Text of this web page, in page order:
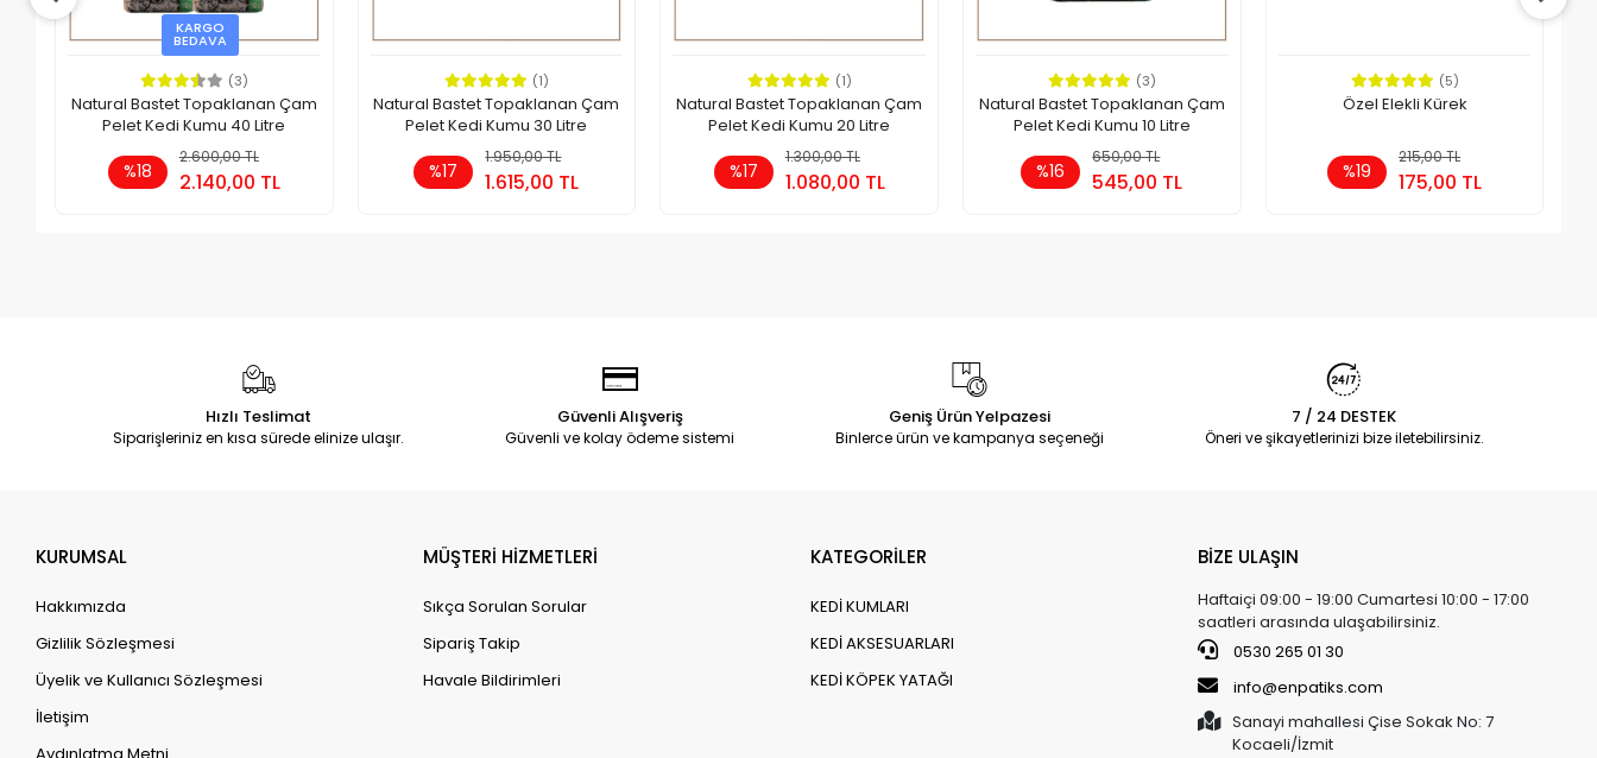
KARGO
BEDAVA
(3)
Natural Bastet Topaklanan Çam
Pelet Kedi Kumu 40 Litre
%18
2.600,00 TL
2.140,00 TL
Sepete Ekle
(1)
Natural Bastet Topaklanan Çam
Pelet Kedi Kumu 30 Litre
%17
1.950,00 TL
1.615,00 TL
Sepete Ekle
(1)
Natural Bastet Topaklanan Çam
Pelet Kedi Kumu 20 Litre
%17
1.300,00 TL
1.080,00 TL
Sepete Ekle
(3)
Natural Bastet Topaklanan Çam
Pelet Kedi Kumu 10 Litre
%16
650,00 TL
545,00 TL
Sepete Ekle
(5)
Özel Elekli Kürek
%19
215,00 TL
175,00 TL
Sepete Ekle
Hızlı Teslimat
Siparişleriniz en kısa sürede elinize ulaşır.
Güvenli Alışveriş
Güvenli ve kolay ödeme sistemi
Geniş Ürün Yelpazesi
Binlerce ürün ve kampanya seçeneği
7 / 24 DESTEK
Öneri ve şikayetlerinizi bize iletebilirsiniz.
KURUMSAL
Hakkımızda
Gizlilik Sözleşmesi
Üyelik ve Kullanıcı Sözleşmesi
İletişim
Aydınlatma Metni
MÜŞTERİ HİZMETLERİ
Sıkça Sorulan Sorular
Sipariş Takip
Havale Bildirimleri
KATEGORİLER
KEDİ KUMLARI
KEDİ AKSESUARLARI
KEDİ KÖPEK YATAĞI
BİZE ULAŞIN
Haftaiçi 09:00 - 19:00 Cumartesi 10:00 - 17:00
saatleri arasında ulaşabilirsiniz.
0530 265 01 30
info@enpatiks.com
Sanayi mahallesi Çise Sokak No: 7
Kocaeli/İzmit